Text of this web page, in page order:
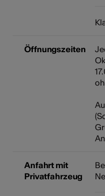
Öffnungszeiten
Anfahrt mit
Privatfahrzeug